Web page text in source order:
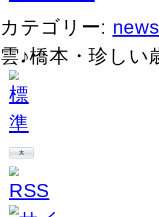
カテゴリー: news
雲♪橋本・珍しい